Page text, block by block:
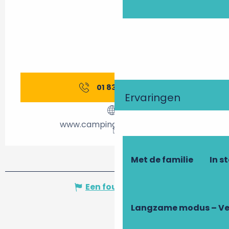
Ervaringen
Met de familie In
Langzame modus –
01 83 64 69
www.campingcarpark.com
Een fout melden